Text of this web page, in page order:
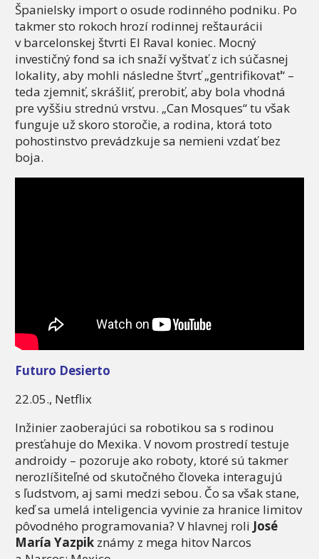
Španielsky import o osude rodinného podniku. Po
takmer sto rokoch hrozí rodinnej reštaurácii
v barcelonskej štvrti El Raval koniec. Mocný
investičný fond sa ich snaží vyštvať z ich súčasnej
lokality, aby mohli následne štvrť „gentrifikovať“ –
teda zjemniť, skrášliť, prerobiť, aby bola vhodná
pre vyššiu strednú vrstvu. „Can Mosques“ tu však
funguje už skoro storočie, a rodina, ktorá toto
pohostinstvo prevádzkuje sa nemieni vzdať bez
boja.
Futuro Desierto
22.05., Netflix
Inžinier zaoberajúci sa robotikou sa s rodinou
presťahuje do Mexika. V novom prostredí testuje
androidy – pozoruje ako roboty, ktoré sú takmer
nerozlíšiteľné od skutočného človeka interagujú
s ľudstvom, aj sami medzi sebou. Čo sa však stane,
keď sa umelá inteligencia vyvinie za hranice limitov
pôvodného programovania? V hlavnej roli José
María Yazpik známy z mega hitov Narcos